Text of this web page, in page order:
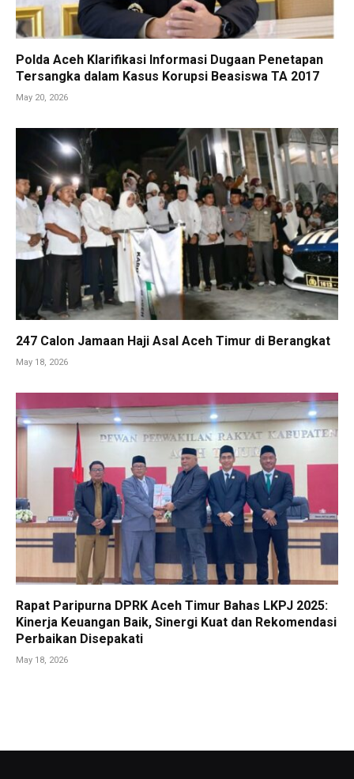
Polda Aceh Klarifikasi Informasi Dugaan Penetapan
Tersangka dalam Kasus Korupsi Beasiswa TA 2017
May 20, 2026
247 Calon Jamaan Haji Asal Aceh Timur di Berangkat
May 18, 2026
Rapat Paripurna DPRK Aceh Timur Bahas LKPJ 2025:
Kinerja Keuangan Baik, Sinergi Kuat dan Rekomendasi
Perbaikan Disepakati
May 18, 2026